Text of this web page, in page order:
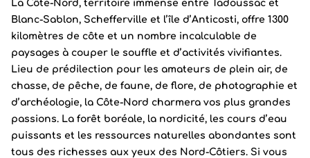
La Côte-Nord, territoire immense entre Tadoussac et
Blanc-Sablon, Schefferville et l’île d’Anticosti, offre 1300
kilomètres de côte et un nombre incalculable de
paysages à couper le souffle et d’activités vivifiantes.
Lieu de prédilection pour les amateurs de plein air, de
chasse, de pêche, de faune, de flore, de photographie et
d’archéologie, la Côte-Nord charmera vos plus grandes
passions. La forêt boréale, la nordicité, les cours d’eau
puissants et les ressources naturelles abondantes sont
tous des richesses aux yeux des Nord-Côtiers. Si vous